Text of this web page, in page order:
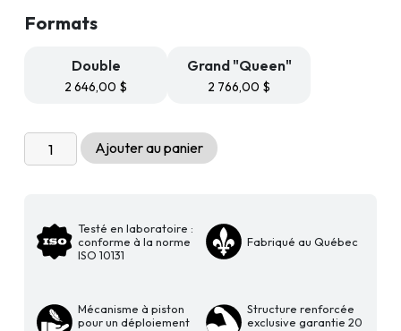
766,00 $
Formats
Double
2 646,00 $
Grand "Queen"
2 766,00 $
quantité
de
mural
Livingchy
Le
Ajouter au panier
Testé en laboratoire :
conforme à la norme
ISO 10131
Fabriqué au Québec
Mécanisme à piston
pour un déploiement
Structure renforcée
exclusive garantie 20